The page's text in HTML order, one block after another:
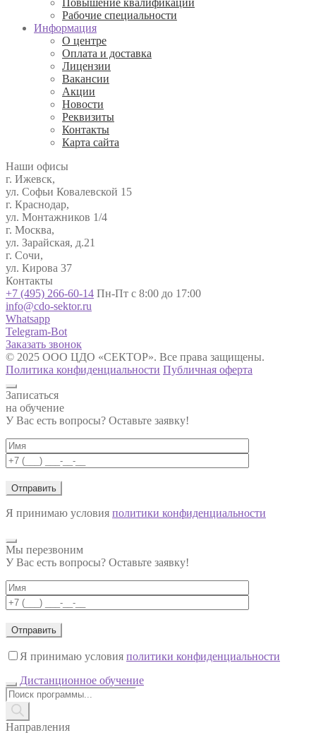
Рабочие специальности
Информация
О центре
Оплата и доставка
Лицензии
Вакансии
Акции
Новости
Реквизиты
Контакты
Карта сайта
Наши офисы
г. Ижевск,
ул. Софьи Ковалевской 15
г. Краснодар,
ул. Монтажников 1/4
г. Москва,
ул. Зарайская, д.21
г. Сочи,
ул. Кирова 37
Контакты
+7 (495) 266-60-14 Пн-Пт с 8:00 до 17:00
info@cdo-sektor.ru
Whatsapp
Telegram-Bot
Заказать звонок
© 2025 ООО ЦДО «СЕКТОР». Все права защищены.
Политика конфиденциальности Публичная оферта
Записаться
на обучение
У Вас есть вопросы? Оставьте заявку!
Я принимаю условия политики конфиденциальности
Мы перезвоним
У Вас есть вопросы? Оставьте заявку!
Я принимаю условия политики конфиденциальности
Дистанционное обучение
Поиск
товаров
Направления